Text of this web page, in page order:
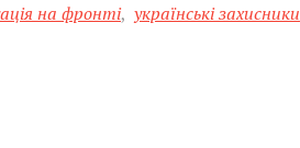
на фронті, українські захисники